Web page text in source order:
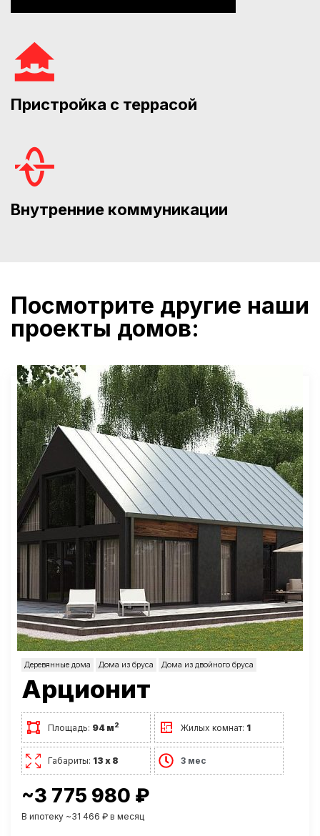
Пристройка с террасой
Внутренние коммуникации
Посмотрите другие наши
проекты домов:
Деревянные дома Дома из бруса Дома из двойного бруса
Арционит
Площадь: 94 м2 Жилых комнат: 1
Габариты: 13 х 8 3 мес
~3 775 980 ₽
В ипотеку ~31 466 ₽ в месяц